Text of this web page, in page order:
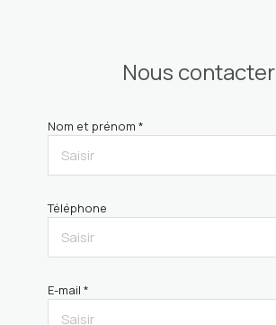
Nous contacter
Nom et prénom *
Téléphone
E-mail *